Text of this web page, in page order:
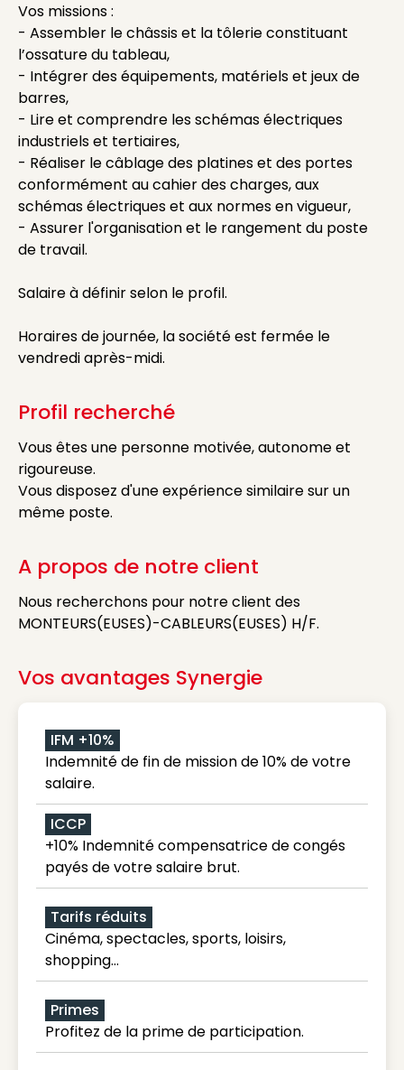
Vos missions :
- Assembler le châssis et la tôlerie constituant
l’ossature du tableau,
- Intégrer des équipements, matériels et jeux de
barres,
- Lire et comprendre les schémas électriques
industriels et tertiaires,
- Réaliser le câblage des platines et des portes
conformément au cahier des charges, aux
schémas électriques et aux normes en vigueur,
- Assurer l'organisation et le rangement du poste
de travail.
Salaire à définir selon le profil.
Horaires de journée, la société est fermée le
vendredi après-midi.
Profil recherché
Vous êtes une personne motivée, autonome et
rigoureuse.
Vous disposez d'une expérience similaire sur un
même poste.
A propos de notre client
Nous recherchons pour notre client des
MONTEURS(EUSES)-CABLEURS(EUSES) H/F.
Vos avantages Synergie
IFM +10%
Indemnité de fin de mission de 10% de votre
salaire.
ICCP
+10% Indemnité compensatrice de congés
payés de votre salaire brut.
Tarifs réduits
Cinéma, spectacles, sports, loisirs,
shopping...
Primes
Profitez de la prime de participation.